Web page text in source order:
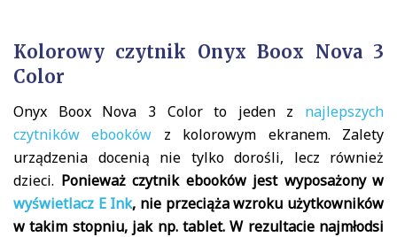
Kolorowy czytnik Onyx Boox Nova 3
Color
Onyx Boox Nova 3 Color to jeden z najlepszych
czytników ebooków z kolorowym ekranem. Zalety
urządzenia docenią nie tylko dorośli, lecz również
dzieci. Ponieważ czytnik ebooków jest wyposażony w
wyświetlacz E Ink, nie przeciąża wzroku użytkowników
w takim stopniu, jak np. tablet. W rezultacie najmłodsi